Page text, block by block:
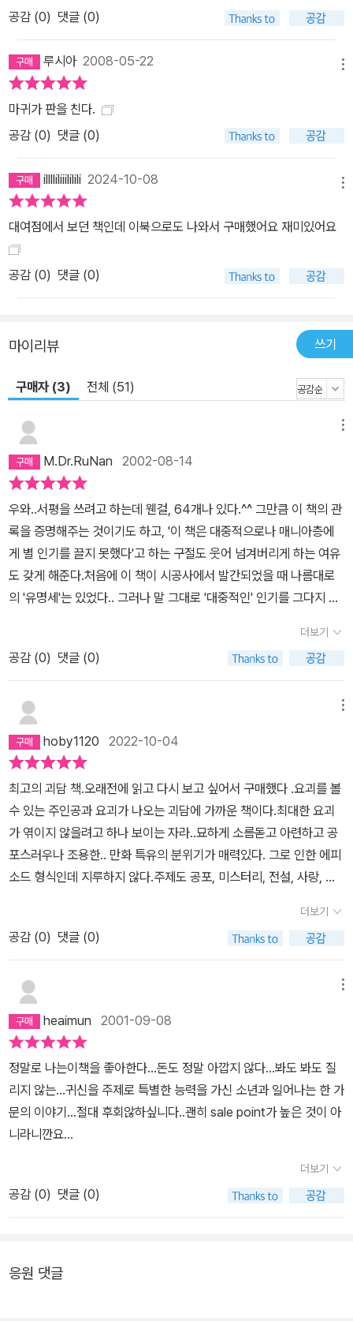
공감 (0) 댓글 (0)
루시아2008-05-22
마귀가 판을 친다.
공감 (0) 댓글 (0)
illlliliiililili 2024-10-08
대여점에서 보던 책인데 이북으로도 나와서 구매했어요 재미있어요
공감 (0) 댓글 (0)
마이리뷰 쓰기
구매자 (3) 전체 (51)
M.Dr.RuNan 2002-08-14
우와..서평을 쓰려고 하는데 웬걸, 64개나 있다.^^ 그만큼 이 책의 관
록을 증명해주는 것이기도 하고, '이 책은 대중적으로나 매니아층에
게 별 인기를 끌지 못했다'고 하는 구절도 웃어 넘겨버리게 하는 여유
도 갖게 해준다.처음에 이 책이 시공사에서 발간되었을 때 나름대로
의 '유명세'는 있었다.. 그러나 말 그대로 '대중적인' 인기를 그다지 끌
진가는 지금 이 책을 충분히 '유명세'에 걸맞게 폭발적인 인기를 끌지
는 못해도 꾸준한 독자층을 확보하기에 충분하고도 남음이 있었다.
나 역시 처음에 이 책의 유명세에 질려 계속 손에 대는 걸 껄끄러워하
다가 그냥 한 권을 삽시간에 읽은 적이 있다.그때 나는 좀 난해하고,
재미없는 이야기라고 생각했었다. 세월이 좀 흘러서도 뒷 권을 보고
싶은 생각은 없었다. 그러다가 얼마전, 친구가 빌려 온 것을 다시 차근
차근 읽게 되었다. 예전에 이해하지 못했던 내용은 두번째 읽으니 이
해할 수 있어서 즐거웠던 것 같다. 그 여세를 몰아 뒷 권도 꾸준히 읽
었다.이 책은 밑에도 많은 서평이 있고 제목까지도 말 그대로 '백귀야
행(많은 요괴들이 돌아다니는 밤;)'이니 내용을 소개하려는 것은 아니
다. 이 책을 읽는 방법이라고 할까..약간 그런 것들을 소개하고 싶다.
물론 그런 것은 개인차가 있으니 천차만별이긴 하겠지만 친구들을 포
함해서 나까지 걸쳐 적용되는 패턴이었으므로 다른 사람들도 어지간
히 습성이 남들과 다르지 않은 한 먹혀들리라(?) 믿는다..천천히 읽는
이야기 방식(혹은 그 이야기 자체)을 갖는 경향이 있다.. 자극적인 소
재에 길들여진 사람이 처음 이 책을 보았을때 재미를 느끼기란 힘들
지 않은가 싶다. 천천히, 마음의 여유를 가지고 음미한다면 가슴 속에
서 밀려오는 감동을 충분히 맛볼 수 있으리라 생각하는데..? 그리고,
이 책을 발간 될 때마다 한권 두권 읽으신 분은 잘 느끼실 수 없을지도
모르지만. 대부분 만화는 대여점에서 빌려다보는 우리 나라의 실정에
맞게 얘기하자면 이 만화는 한번에 몽땅 빌려보는 것 보다는 한1~3
이 낫다. 이야기는 옴니버스 형식으로 게다가 계속해서 출두하는 요
괴와 한번씩 머리가 복잡해지는 사연 때문에 연속해서 읽다보면 질릴
수도 있다. 이야기의 연계성이란 그저 배경만 알면 족한 정도이므로
여기까지가 어줍짢은(?) advice였으나..아까도 언급했듯이 개인차
더보기
공감 (0) 댓글 (0)
hoby1120 2022-10-04
최고의 괴담 책.오래전에 읽고 다시 보고 싶어서 구매했다 .요괴를 볼
수 있는 주인공과 요괴가 나오는 괴담에 가까운 책이다.최대한 요괴
가 엮이지 않을려고 하나 보이는 자라..묘하게 소름돋고 아련하고 공
포스러우나 조용한.. 만화 특유의 분위기가 매력있다. 그로 인한 에피
소드 형식인데 지루하지 않다.주제도 공포, 미스터리, 전설, 사랑, 이
더보기
공감 (0) 댓글 (0)
heaimun 2001-09-08
정말로 나는이책을 좋아한다...돈도 정말 아깝지 않다...봐도 봐도 질
리지 않는...귀신을 주제로 특별한 능력을 가신 소년과 일어나는 한 가
문의 이야기...절대 후회않하싶니다..괜히 sale point가 높은 것이 아
니라니깐요...
더보기
공감 (0) 댓글 (0)
응원 댓글